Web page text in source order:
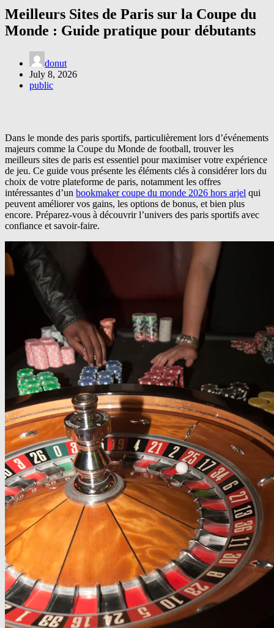
Meilleurs Sites de Paris sur la Coupe du
Monde : Guide pratique pour débutants
donut
July 8, 2026
public
Dans le monde des paris sportifs, particulièrement lors d’événements
majeurs comme la Coupe du Monde de football, trouver les
meilleurs sites de paris est essentiel pour maximiser votre expérience
de jeu. Ce guide vous présente les éléments clés à considérer lors du
choix de votre plateforme de paris, notamment les offres
intéressantes d’un bookmaker coupe du monde 2026 hors arjel qui
peuvent améliorer vos gains, les options de bonus, et bien plus
encore. Préparez-vous à découvrir l’univers des paris sportifs avec
confiance et savoir-faire.